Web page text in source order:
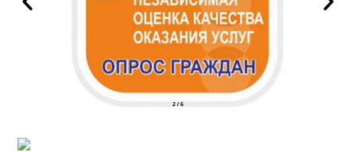
2 / 6